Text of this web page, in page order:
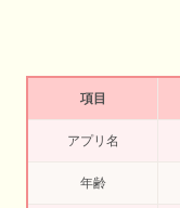
項目
アプリ名
年齢